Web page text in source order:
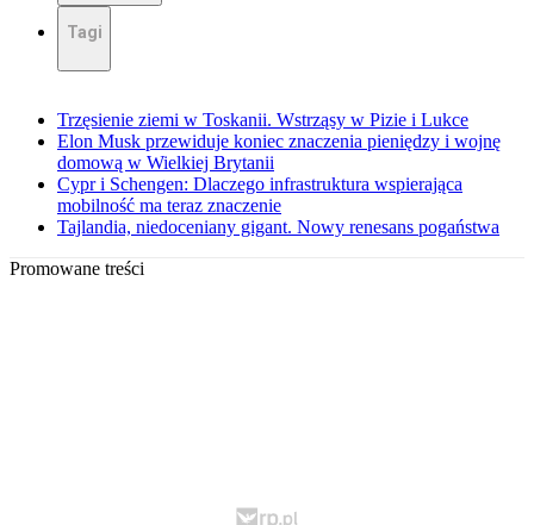
Tagi
Trzęsienie ziemi w Toskanii. Wstrząsy w Pizie i Lukce
Elon Musk przewiduje koniec znaczenia pieniędzy i wojnę
domową w Wielkiej Brytanii
Cypr i Schengen: Dlaczego infrastruktura wspierająca
mobilność ma teraz znaczenie
Tajlandia, niedoceniany gigant. Nowy renesans pogaństwa
Promowane treści